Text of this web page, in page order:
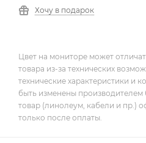
Хочу в подарок
Цвет на мониторе может
товара из-за технических
технические характеристики и
быть изменены
товар (линолеум, кабели и пр.)
только после оплаты.